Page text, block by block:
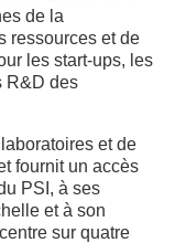
de la
ressources et de
les start-ups, les
R&D des
et de
fournit un accès
PSI, à ses
et à son
sur quatre